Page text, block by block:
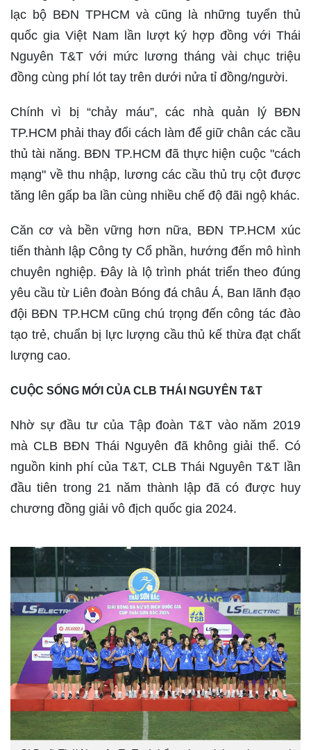
lạc bộ BĐN TPHCM và cũng là những tuyển thủ
quốc gia Việt Nam lần lượt ký hợp đồng với Thái
Nguyên T&T với mức lương tháng vài chục triệu
đồng cùng phí lót tay trên dưới nửa tỉ đồng/người.
Chính vì bị “chảy máu”, các nhà quản lý BĐN
TP.HCM phải thay đổi cách làm để giữ chân các cầu
thủ tài năng. BĐN TP.HCM đã thực hiện cuộc "cách
mạng" về thu nhập, lương các cầu thủ trụ cột được
tăng lên gấp ba lần cùng nhiều chế độ đãi ngộ khác.
Căn cơ và bền vững hơn nữa, BĐN TP.HCM xúc
tiến thành lập Công ty Cổ phần, hướng đến mô hình
chuyên nghiệp. Đây là lộ trình phát triển theo đúng
yêu cầu từ Liên đoàn Bóng đá châu Á, Ban lãnh đạo
đội BĐN TP.HCM cũng chú trọng đến công tác đào
tạo trẻ, chuẩn bị lực lượng cầu thủ kế thừa đạt chất
lượng cao.
CUỘC SỐNG MỚI CỦA CLB THÁI NGUYÊN T&T
Nhờ sự đầu tư của Tập đoàn T&T vào năm 2019
mà CLB BĐN Thái Nguyên đã không giải thể. Có
nguồn kinh phí của T&T, CLB Thái Nguyên T&T lần
đầu tiên trong 21 năm thành lập đã có được huy
chương đồng giải vô địch quốc gia 2024.